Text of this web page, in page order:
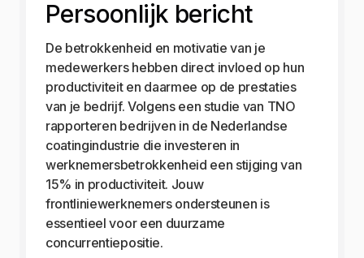
Persoonlijk bericht
De betrokkenheid en motivatie van je
medewerkers hebben direct invloed op hun
productiviteit en daarmee op de prestaties
van je bedrijf. Volgens een studie van TNO
rapporteren bedrijven in de Nederlandse
coatingindustrie die investeren in
werknemersbetrokkenheid een stijging van
15% in productiviteit. Jouw
frontliniewerknemers ondersteunen is
essentieel voor een duurzame
concurrentiepositie.